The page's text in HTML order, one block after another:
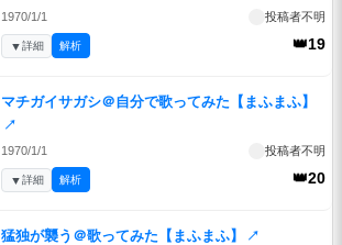
1970/1/1 投稿者不明
👑19
▼詳細 解析
マチガイサガシ＠自分で歌ってみた【まふまふ】
↗
1970/1/1 投稿者不明
👑20
▼詳細 解析
猛独が襲う＠歌ってみた【まふまふ】 ↗